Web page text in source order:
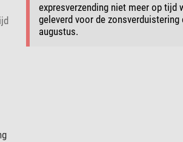
expresverzending niet meer op tijd
geleverd voor de zonsverduistering
augustus.